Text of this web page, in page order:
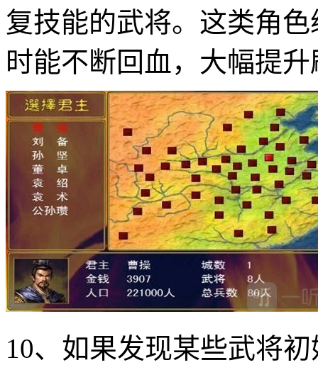
复技能的武将。这类角
时能不断回血，大幅提
10、如果发现某些武将